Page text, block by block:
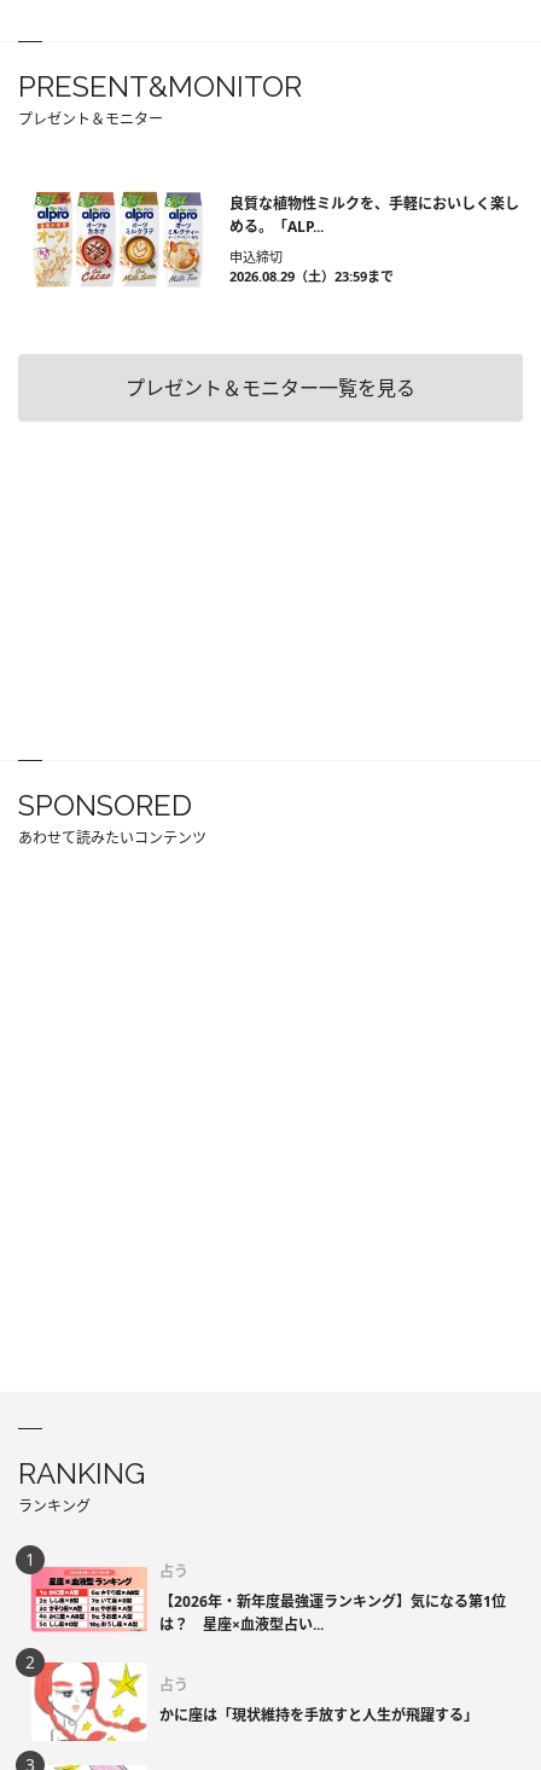
PRESENT&MONITOR
プレゼント＆モニター
良質な植物性ミルクを、手軽においしく楽し
める。「ALP...
申込締切
2026.08.29（土）23:59まで
プレゼント＆モニター一覧を見る
SPONSORED
あわせて読みたいコンテンツ
RANKING
ランキング
占う
【2026年・新年度最強運ランキング】気になる第1位
は？ 星座×血液型占い...
占う
かに座は「現状維持を手放すと人生が飛躍する」